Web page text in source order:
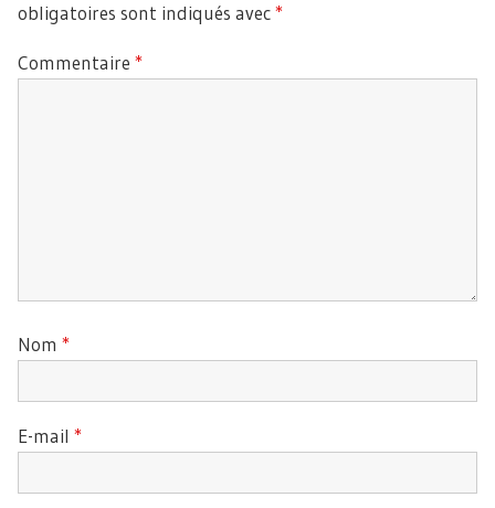
obligatoires sont indiqués avec*
Commentaire *
Nom *
E-mail *